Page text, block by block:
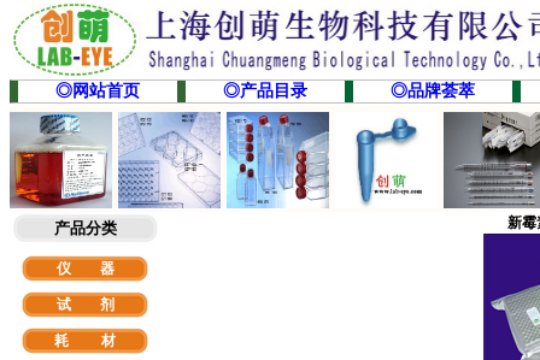
◎网站首页 ◎产品目录 ◎品牌荟萃
产品分类
仪 器
试 剂
耗 材
新霉